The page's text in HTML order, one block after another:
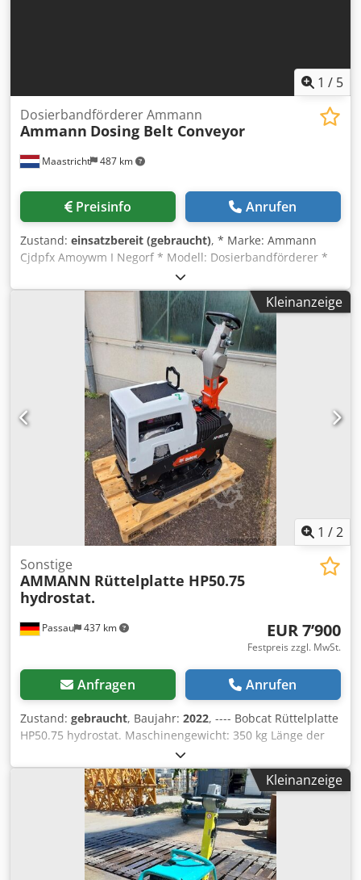
1 / 5
Maastricht 487 km
Dosierbandförderer Ammann
Ammann Dosing Belt Conveyor
Preisinfo Anrufen
Zustand: einsatzbereit (gebraucht), * Marke: Ammann
Cjdpfx Amoywm I Negorf * Modell: Dosierbandförderer *
A-A Länge: 1700 mm * Bandbreite: 650 mm * Antrieb: 1,5
kW Getriebemotor * Auf Lager: 6 Stück.
Kleinanzeige
1 /2
Passau 437 km
Sonstige
AMMANN Rüttelplatte HP50.75
hydrostat.
EUR 7’900
Festpreis zzgl. MwSt.
Anfragen Anrufen
Zustand: gebraucht, Baujahr: 2022, ---- Bobcat Rüttelplatte
HP50.75 hydrostat. Maschinengewicht: 350 kg Länge der
Bodenplatte: 450 mm Maschinenlänge: 900 mm
Maschinenlänge mit Griff: 1.600 mm Maschinenhöhe: 820
mm Griffhöhe ( Arbeit ): 1.000 mm Griffhöhe ( Transport ):
1.500 mm Maschinenbreite: 450/600/750 mm Motor: Hatz
Supra 1D50S Csdjzkz Tkjpfx Amgerf Kraftstoff: Diesel
Motorleistung bei U/min: 7 kW bei 3200 Max.
Vibrationsfrequenz: 70 Hz Max: Zentrifugalkraft: 50 kN
Steigfähigkeit: 36 % Amplitude: 1,7 mm
Kleinanzeige